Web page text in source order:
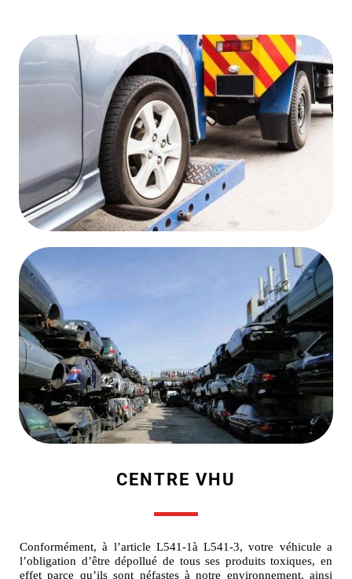
CENTRE VHU
Conformément, à l’article L541-1à L541-3, votre véhicule a
l’obligation d’être dépollué de tous ses produits toxiques, en
effet parce qu’ils sont néfastes à notre environnement, ainsi